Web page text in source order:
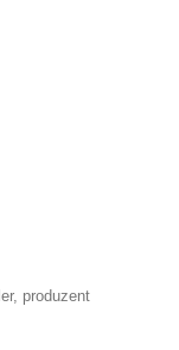
produzent